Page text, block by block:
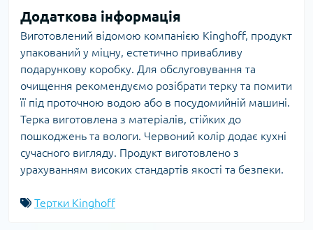
Додаткова інформація
Виготовлений відомою компанією Kinghoff, продукт
упакований у міцну, естетично привабливу
подарункову коробку. Для обслуговування та
очищення рекомендуємо розібрати терку та помити
її під проточною водою або в посудомийній машині.
Терка виготовлена з матеріалів, стійких до
пошкоджень та вологи. Червоний колір додає кухні
сучасного вигляду. Продукт виготовлено з
урахуванням високих стандартів якості та безпеки.
Тертки Kinghoff